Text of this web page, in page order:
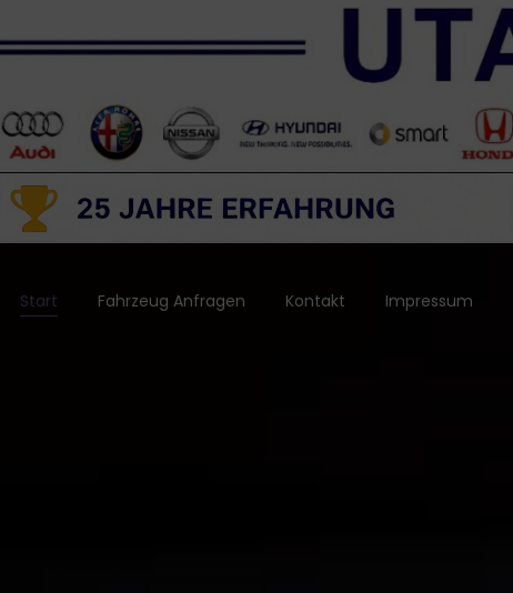
Start Fahrzeug Anfragen Kontakt Impressum